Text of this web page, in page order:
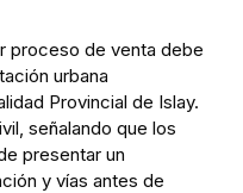
proceso de venta debe
urbana
Provincial de Islay.
señalando que los
presentar un
y vías antes de